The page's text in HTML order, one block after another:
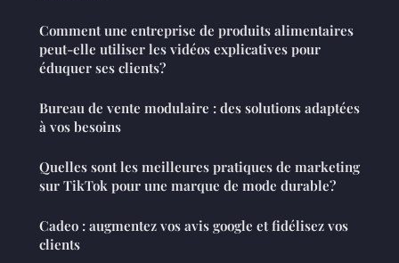
Comment une entreprise de produits alimentaires
peut-elle utiliser les vidéos explicatives pour
éduquer ses clients?
Bureau de vente modulaire : des solutions adaptées
à vos besoins
Quelles sont les meilleures pratiques de marketing
sur TikTok pour une marque de mode durable?
Cadeo : augmentez vos avis google et fidélisez vos
clients